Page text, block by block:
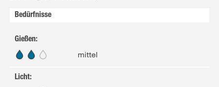
Bedürfnisse
Gießen:
mittel
Licht: